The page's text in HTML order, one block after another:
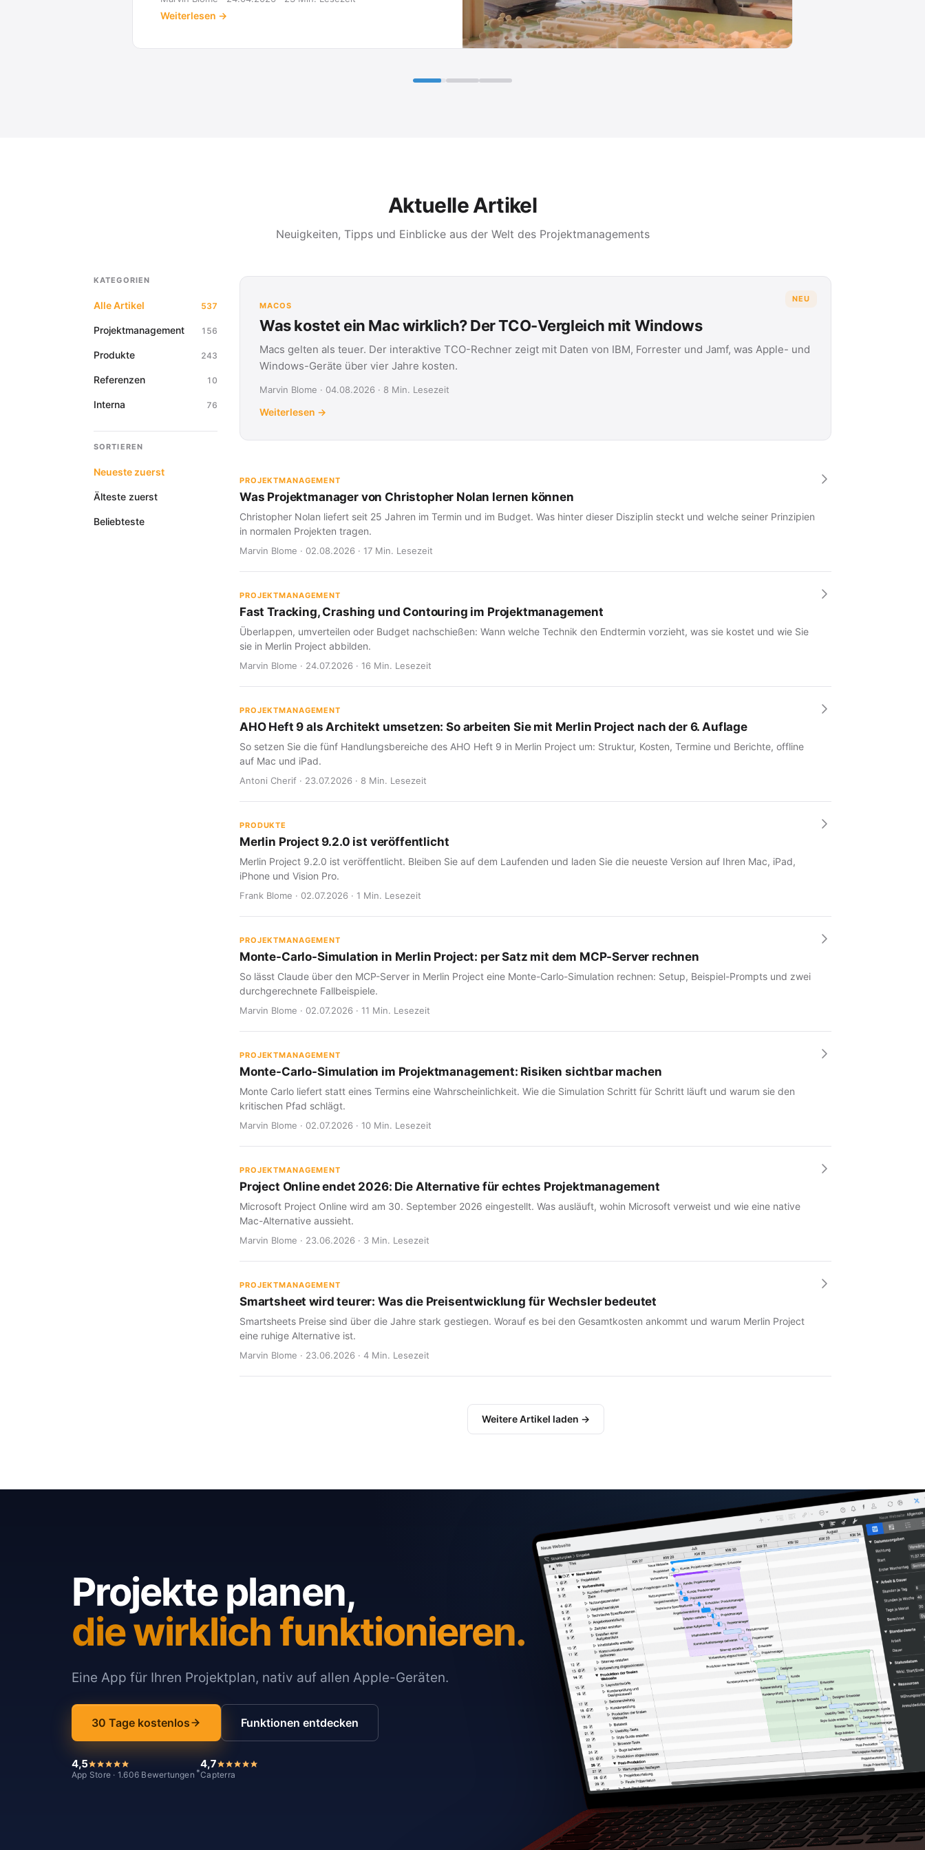
Weiterlesen →
Aktuelle Artikel
Neuigkeiten, Tipps und Einblicke aus der Welt des Projektmanagements
KATEGORIEN
Alle Artikel 537
Projektmanagement 156
Produkte 243
Referenzen 10
Interna 76
SORTIEREN
Neueste zuerst
Älteste zuerst
Beliebteste
NEU
MACOS
Was kostet ein Mac wirklich? Der TCO-Vergleich mit Windows
Macs gelten als teuer. Der interaktive TCO-Rechner zeigt mit Daten von IBM, Forrester und Jamf, was Apple- und
Windows-Geräte über vier Jahre kosten.
Marvin Blome · 04.08.2026 · 8 Min. Lesezeit
Weiterlesen →
PROJEKTMANAGEMENT
Was Projektmanager von Christopher Nolan lernen können
Christopher Nolan liefert seit 25 Jahren im Termin und im Budget. Was hinter dieser Disziplin steckt und welche seiner Prinzipien
in normalen Projekten tragen.
Marvin Blome · 02.08.2026 · 17 Min. Lesezeit
PROJEKTMANAGEMENT
Fast Tracking, Crashing und Contouring im Projektmanagement
Überlappen, umverteilen oder Budget nachschießen: Wann welche Technik den Endtermin vorzieht, was sie kostet und wie Sie
sie in Merlin Project abbilden.
Marvin Blome · 24.07.2026 · 16 Min. Lesezeit
PROJEKTMANAGEMENT
AHO Heft 9 als Architekt umsetzen: So arbeiten Sie mit Merlin Project nach der 6. Auflage
So setzen Sie die fünf Handlungsbereiche des AHO Heft 9 in Merlin Project um: Struktur, Kosten, Termine und Berichte, offline
auf Mac und iPad.
Antoni Cherif · 23.07.2026 · 8 Min. Lesezeit
PRODUKTE
Merlin Project 9.2.0 ist veröffentlicht
Merlin Project 9.2.0 ist veröffentlicht. Bleiben Sie auf dem Laufenden und laden Sie die neueste Version auf Ihren Mac, iPad,
iPhone und Vision Pro.
Frank Blome · 02.07.2026 · 1 Min. Lesezeit
PROJEKTMANAGEMENT
Monte-Carlo-Simulation in Merlin Project: per Satz mit dem MCP-Server rechnen
So lässt Claude über den MCP-Server in Merlin Project eine Monte-Carlo-Simulation rechnen: Setup, Beispiel-Prompts und zwei
durchgerechnete Fallbeispiele.
Marvin Blome · 02.07.2026 · 11 Min. Lesezeit
PROJEKTMANAGEMENT
Monte-Carlo-Simulation im Projektmanagement: Risiken sichtbar machen
Monte Carlo liefert statt eines Termins eine Wahrscheinlichkeit. Wie die Simulation Schritt für Schritt läuft und warum sie den
kritischen Pfad schlägt.
Marvin Blome · 02.07.2026 · 10 Min. Lesezeit
PROJEKTMANAGEMENT
Project Online endet 2026: Die Alternative für echtes Projektmanagement
Microsoft Project Online wird am 30. September 2026 eingestellt. Was ausläuft, wohin Microsoft verweist und wie eine native
Mac-Alternative aussieht.
Marvin Blome · 23.06.2026 · 3 Min. Lesezeit
PROJEKTMANAGEMENT
Smartsheet wird teurer: Was die Preisentwicklung für Wechsler bedeutet
Smartsheets Preise sind über die Jahre stark gestiegen. Worauf es bei den Gesamtkosten ankommt und warum Merlin Project
eine ruhige Alternative ist.
Marvin Blome · 23.06.2026 · 4 Min. Lesezeit
Weitere Artikel laden →
Projekte planen,
die wirklich funktionieren.
Eine App für Ihren Projektplan, nativ auf allen Apple-Geräten.
30 Tage kostenlos Funktionen entdecken
4,5
App Store · 1.606 Bewertungen *
4,7
Capterra